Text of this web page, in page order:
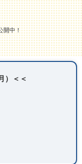
開中！
）＜＜